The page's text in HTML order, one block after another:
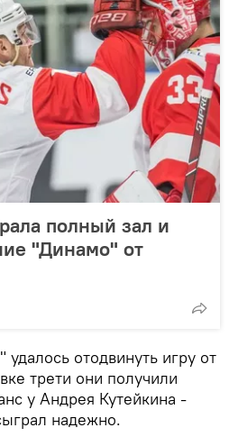
полный зал и
"Динамо" от
отодвинуть игру от
трети они получили
у Андрея Кутейкина -
надежно.